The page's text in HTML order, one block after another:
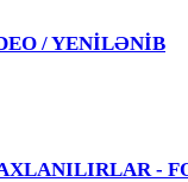
/ YENİLƏNİB
-